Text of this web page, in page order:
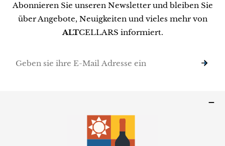
Abonnieren Sie unseren Newsletter und bleiben Sie
über Angebote, Neuigkeiten und vieles mehr von
ALTCELLARS informiert.